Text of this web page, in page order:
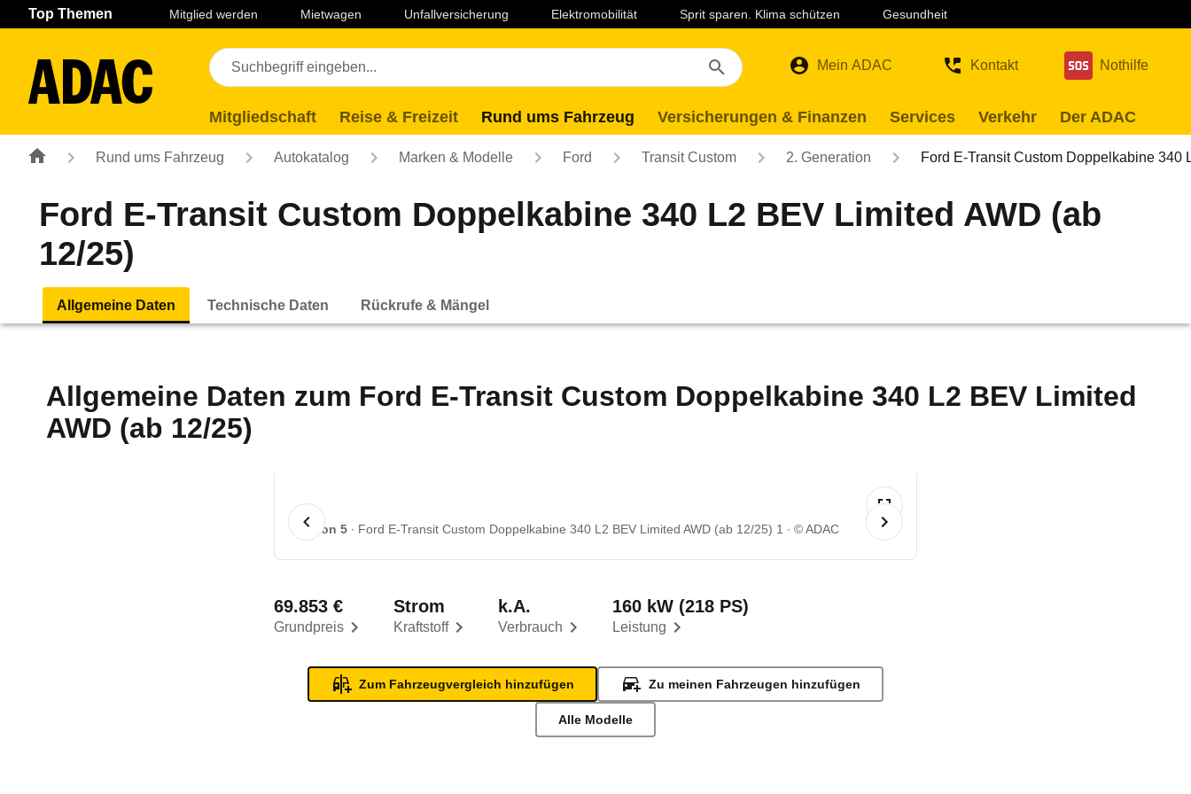
Navigation Seiteninhalt Fußzeile
Top Themen Mitglied werden Mietwagen Unfallversicherung Elektromobilität Sprit sparen. Klima schützen Gesundheit
Mein ADAC Kontakt Nothilfe
Mitgliedschaft Reise & Freizeit Rund ums Fahrzeug Versicherungen & Finanzen Services Verkehr Der ADAC
Rund ums Fahrzeug Autokatalog Marken & Modelle Ford Transit Custom 2. Generation Ford E-Transit Custom Doppelkabine 340
Ford E-Transit Custom Doppelkabine 340 L2 BEV Limited AWD (ab
12/25)
Allgemeine Daten Technische Daten Rückrufe & Mängel
Allgemeine Daten zum Ford E-Transit Custom Doppelkabine 340 L2 BEV Limited
AWD (ab 12/25)
1 von 5 Ford E-Transit Custom Doppelkabine 340 L2 BEV Limited AWD (ab 12/25) 1 © ADAC
Grundpreis
69.853 €
Kraftstoff
Strom
Verbrauch
k.A.
Leistung
160 kW (218 PS)
Zum Fahrzeugvergleich hinzufügen Zu meinen Fahrzeugen hinzufügen
Alle Modelle